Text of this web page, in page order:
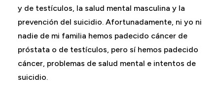
y de testículos, la salud mental masculina y la
prevención del suicidio. Afortunadamente, ni yo ni
nadie de mi familia hemos padecido cáncer de
próstata o de testículos, pero sí hemos padecido
cáncer, problemas de salud mental e intentos de
suicidio.